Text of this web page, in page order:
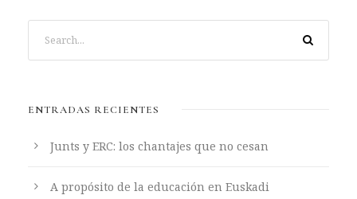
ENTRADAS RECIENTES
Junts y ERC: los chantajes que no cesan
A propósito de la educación en Euskadi